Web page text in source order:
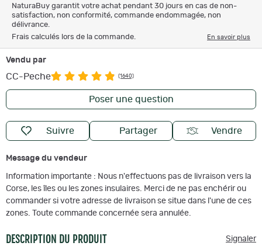
NaturaBuy garantit votre achat pendant 30 jours en cas de non-
satisfaction, non conformité, commande endommagée, non
délivrance.
Frais calculés lors de la commande.
En savoir plus
Vendu par
CC-Peche (1640)
Poser une question
Suivre Partager Vendre
Message du vendeur
Information importante : Nous n'effectuons pas de livraison vers la
Corse, les îles ou les zones insulaires. Merci de ne pas enchérir ou
commander si votre adresse de livraison se situe dans l'une de ces
zones. Toute commande concernée sera annulée.
DESCRIPTION DU PRODUIT Signaler